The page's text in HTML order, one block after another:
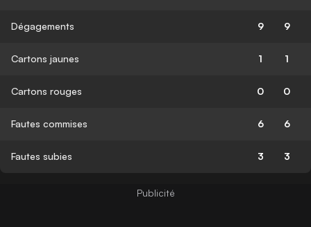
Dégagements 9 9
Cartons jaunes 1 1
Cartons rouges 0 0
Fautes commises 6 6
Fautes subies 3 3